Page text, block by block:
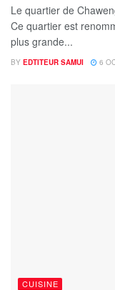
Le quartier de
Ce quartier est
plus grande...
BY EDTITEUR SAMUI 6
CUISINE